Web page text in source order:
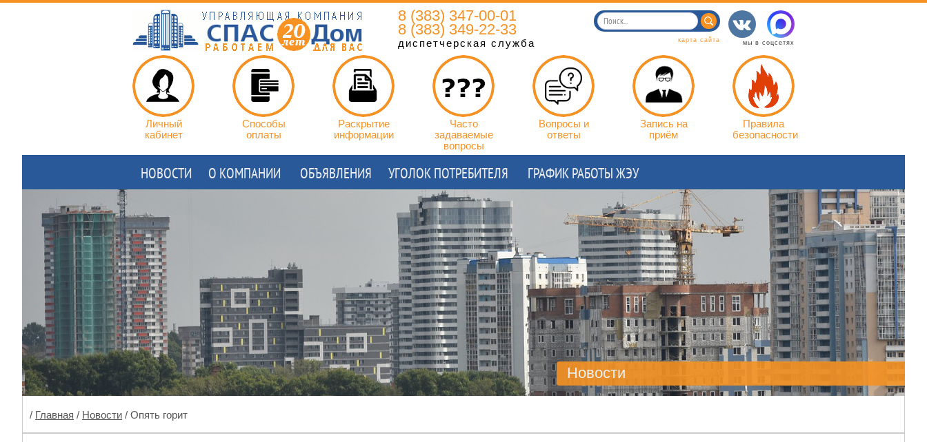
8 (383) 347-00-01
8 (383) 349-22-33
диспетчерская служба мы в соцсетях
карта сайта
Личный
кабинет
Способы
оплаты
Раскрытие
информации
Часто
задаваемые
вопросы
Вопросы и
ответы
Запись на
приём
Правила
безопасности
НОВОСТИ О КОМПАНИИ ОБЪЯВЛЕНИЯ УГОЛОК ПОТРЕБИТЕЛЯ ГРАФИК РАБОТЫ ЖЭУ
Новости
/ Главная / Новости / Опять горит